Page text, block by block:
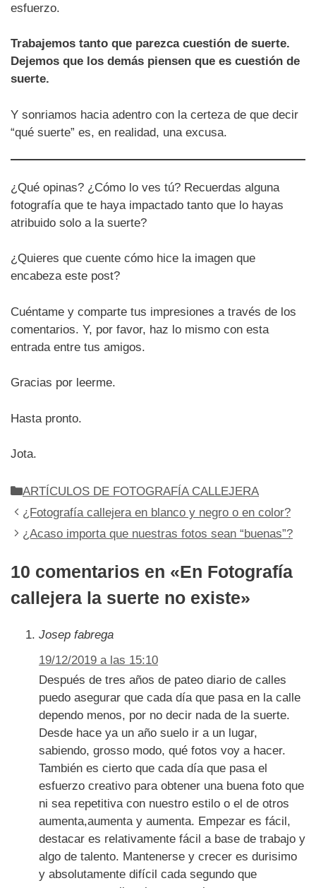
esfuerzo.
Trabajemos tanto que parezca cuestión de suerte.
Dejemos que los demás piensen que es cuestión de
suerte.
Y sonriamos hacia adentro con la certeza de que decir
“qué suerte” es, en realidad, una excusa.
¿Qué opinas? ¿Cómo lo ves tú? Recuerdas alguna
fotografía que te haya impactado tanto que lo hayas
atribuido solo a la suerte?
¿Quieres que cuente cómo hice la imagen que
encabeza este post?
Cuéntame y comparte tus impresiones a través de los
comentarios. Y, por favor, haz lo mismo con esta
entrada entre tus amigos.
Gracias por leerme.
Hasta pronto.
Jota.
Categorías
ARTÍCULOS DE FOTOGRAFÍA CALLEJERA
¿Fotografía callejera en blanco y negro o en color?
¿Acaso importa que nuestras fotos sean “buenas”?
10 comentarios en «En Fotografía
callejera la suerte no existe»
Josep fabrega
19/12/2019 a las 15:10
Después de tres años de pateo diario de calles
puedo asegurar que cada día que pasa en la calle
dependo menos, por no decir nada de la suerte.
Desde hace ya un año suelo ir a un lugar,
sabiendo, grosso modo, qué fotos voy a hacer.
También es cierto que cada día que pasa el
esfuerzo creativo para obtener una buena foto que
ni sea repetitiva con nuestro estilo o el de otros
aumenta,aumenta y aumenta. Empezar es fácil,
destacar es relativamente fácil a base de trabajo y
algo de talento. Mantenerse y crecer es durisimo
y absolutamente difícil cada segundo que